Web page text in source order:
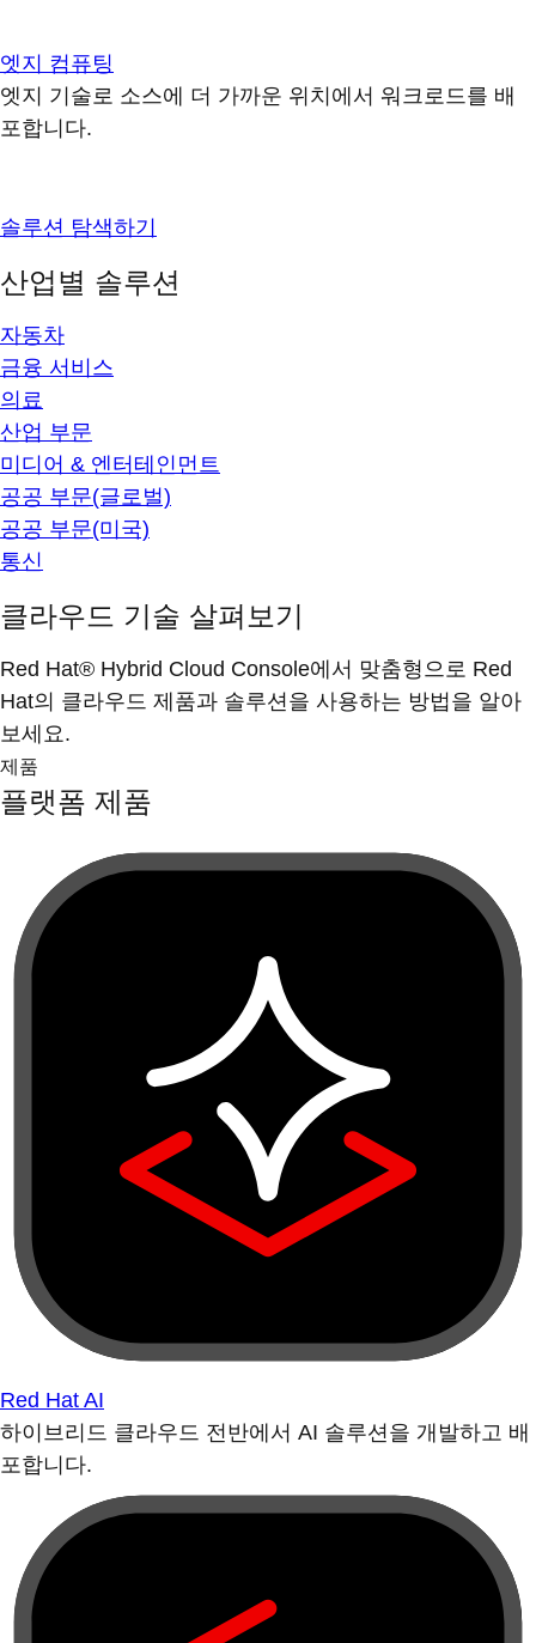
엣지 컴퓨팅
엣지 기술로 소스에 더 가까운 위치에서 워크로드를 배
포합니다.
솔루션 탐색하기
산업별 솔루션
자동차
금융 서비스
의료
산업 부문
미디어 & 엔터테인먼트
공공 부문(글로벌)
공공 부문(미국)
통신
클라우드 기술 살펴보기
Red Hat® Hybrid Cloud Console에서 맞춤형으로 Red
Hat의 클라우드 제품과 솔루션을 사용하는 방법을 알아
보세요.
제품
플랫폼 제품
Red Hat AI
하이브리드 클라우드 전반에서 AI 솔루션을 개발하고 배
포합니다.